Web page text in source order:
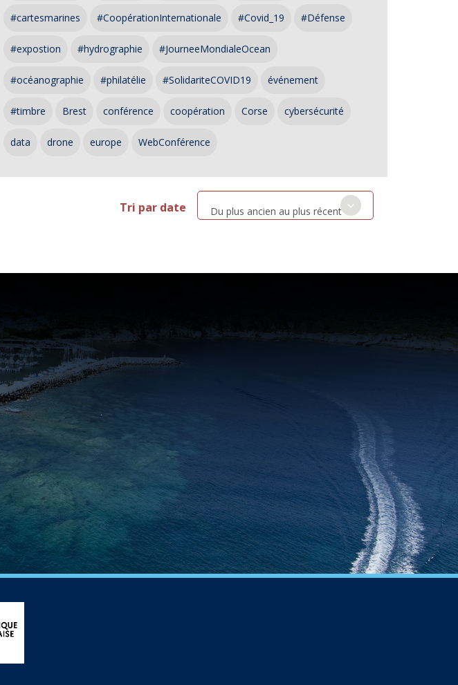
#cartesmarines #CoopérationInternationale #Covid_19 #Défense
#expostion #hydrographie #JourneeMondialeOcean
#océanographie #philatélie #SolidariteCOVID19 événement
#timbre Brest conférence coopération Corse cybersécurité
data drone europe WebConférence
Tri par date Du plus ancien au plus récent